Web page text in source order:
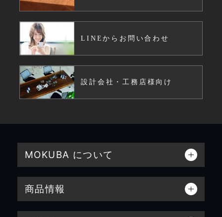
LINEからお問い合わせ
設計会社・工務店様向け
MOKUBA について
商品情報